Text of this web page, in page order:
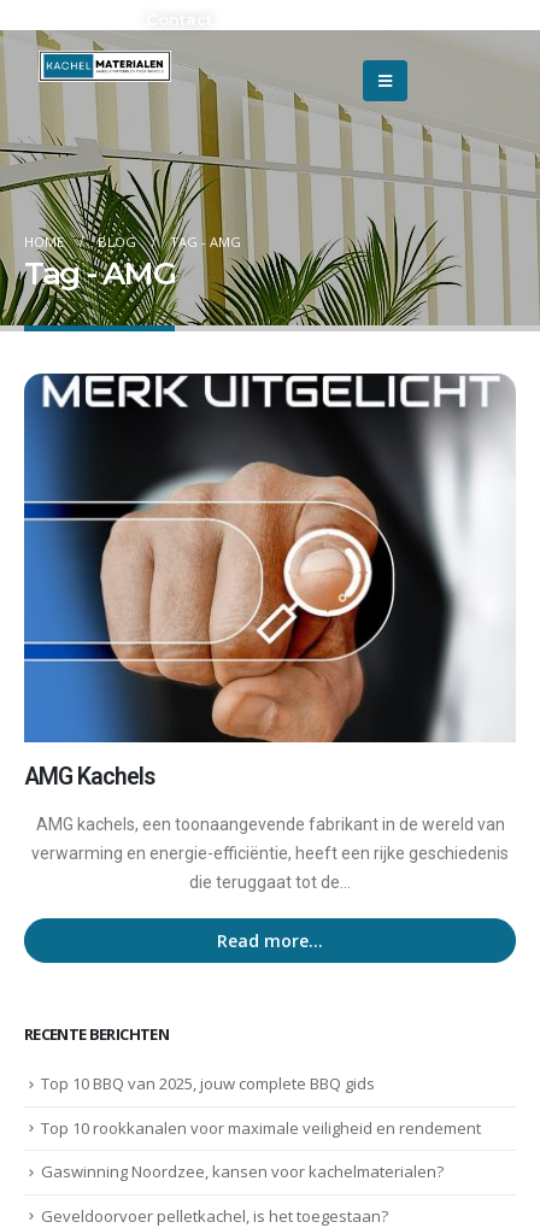
HOME BLOG TAG - AMG
Tag - AMG
AMG Kachels
AMG kachels, een toonaangevende fabrikant in de wereld van
verwarming en energie-efficiëntie, heeft een rijke geschiedenis
die teruggaat tot de...
Read more...
RECENTE BERICHTEN
Top 10 BBQ van 2025, jouw complete BBQ gids
Top 10 rookkanalen voor maximale veiligheid en rendement
Gaswinning Noordzee, kansen voor kachelmaterialen?
Geveldoorvoer pelletkachel, is het toegestaan?